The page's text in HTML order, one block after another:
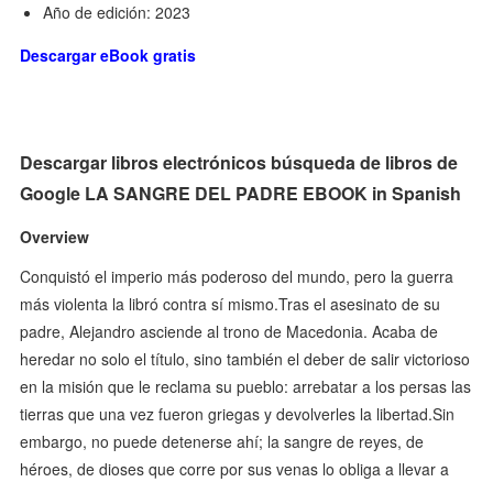
Año de edición: 2023
Descargar eBook gratis
Descargar libros electrónicos búsqueda de libros de
Google LA SANGRE DEL PADRE EBOOK in Spanish
Overview
Conquistó el imperio más poderoso del mundo, pero la guerra
más violenta la libró contra sí mismo.Tras el asesinato de su
padre, Alejandro asciende al trono de Macedonia. Acaba de
heredar no solo el título, sino también el deber de salir victorioso
en la misión que le reclama su pueblo: arrebatar a los persas las
tierras que una vez fueron griegas y devolverles la libertad.Sin
embargo, no puede detenerse ahí; la sangre de reyes, de
héroes, de dioses que corre por sus venas lo obliga a llevar a